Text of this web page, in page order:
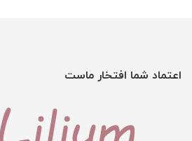
اعتماد شما افتخار ماست